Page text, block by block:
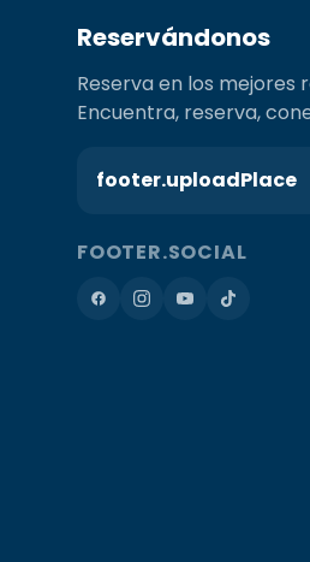
Reservándonos
Reserva en los mejores
Encuentra, reserva,
footer.uploadPlace
FOOTER.SOCIAL